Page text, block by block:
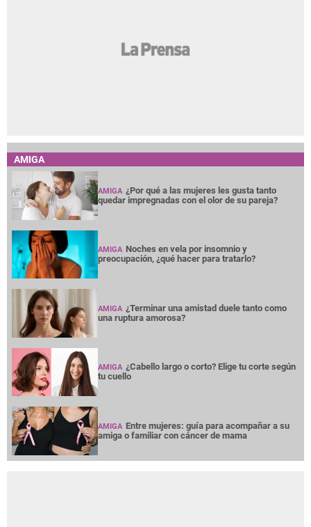
AMIGA
AMIGA ¿Por qué a las mujeres les gusta tanto
quedar impregnadas con el olor de su pareja?
AMIGA Noches en vela por insomnio y
preocupación, ¿qué hacer para tratarlo?
AMIGA ¿Terminar una amistad duele tanto como
una ruptura amorosa?
AMIGA ¿Cabello largo o corto? Elige tu corte según
tu cuello
AMIGA Entre mujeres: guía para acompañar a su
amiga o familiar con cáncer de mama